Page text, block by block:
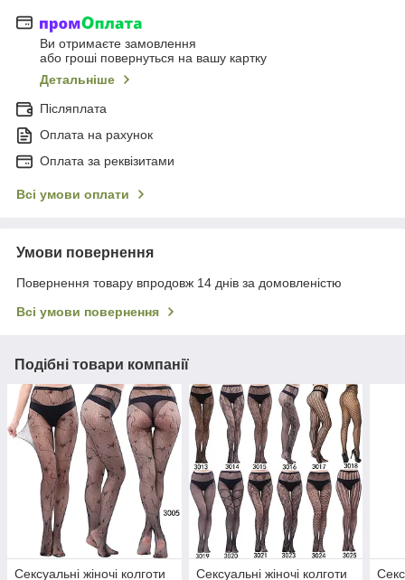
Ви отримаєте замовлення
або гроші повернуться на вашу картку
Детальніше
Післяплата
Оплата на рахунок
Оплата за реквізитами
Всі умови оплати
Умови повернення
Повернення товару впродовж 14 днів за домовленістю
Всі умови повернення
Подібні товари компанії
Сексуальні жіночі колготи Сексуальні жіночі колготи